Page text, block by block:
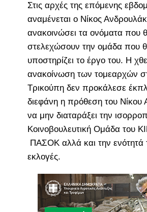
Στις αρχές της επόμενης
αναμένεται ο Νίκος
ανακοινώσει τα ονόματα που
στελεχώσουν την ομάδα που
υποστηρίζει το έργο του. Η
ανακοίνωση των τομεαρχών
Τρικούπη δεν προκάλεσε
διεφάνη η πρόθεση του Νίκου
να μην διαταράξει την
Κοινοβουλευτική Ομάδα του
ΠΑΣΟΚ αλλά και την ενότητά
εκλογές.